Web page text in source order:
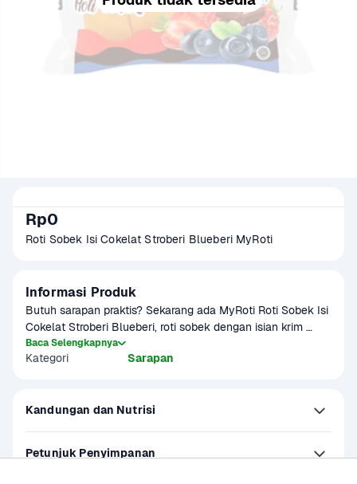
Rp0
Roti Sobek Isi Cokelat Stroberi Blueberi MyRoti
Informasi Produk
Butuh sarapan praktis? Sekarang ada MyRoti Roti Sobek Isi
Cokelat Stroberi Blueberi, roti sobek dengan isian krim
cokelat, selai stroberi, dan selai bluberi yang lembut dan
manis.
Baca Selengkapnya
Kategori Sarapan
Kandungan dan Nutrisi
Petunjuk Penyimpanan